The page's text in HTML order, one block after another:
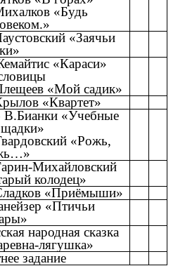
«Будь
«Заячьи
«Караси»
«Мой садик»
«Квартет»
«Учебные
«Рожь,
Михайловский
колодец»
«Приёмыши»
«Птичьи
народная сказка
лягушка»
задание